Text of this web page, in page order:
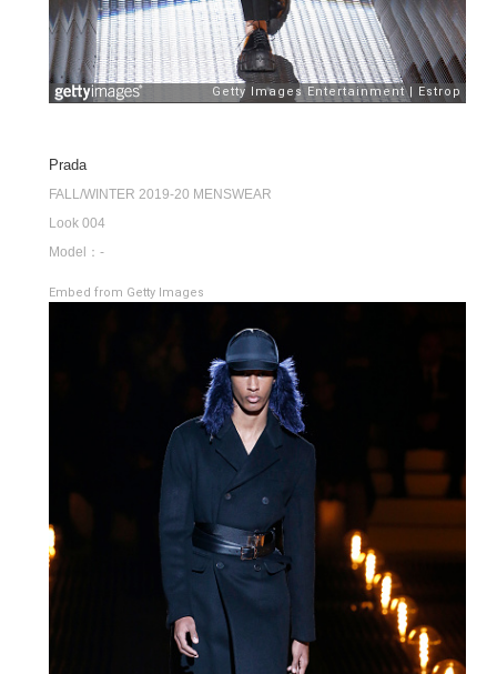
Prada
FALL/WINTER 2019-20 MENSWEAR
Look 004
Model：-
Embed from Getty Images